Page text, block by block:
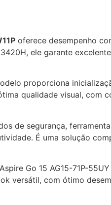
oferece desempenho
ele garante
proporciona
qualidade visual, com
de segurança,
É uma solução
Go 15 AG15-71P-
versátil, com ótimo